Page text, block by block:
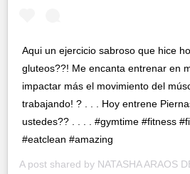
Aqui un ejercicio sabroso que hice
gluteos??! Me encanta entrenar en
impactar más el movimiento del
trabajando! ? . . . Hoy entrene
ustedes?? . . . . #gymtime #fitness
#eatclean #amazing
A post shared by NATASHA ARAOS